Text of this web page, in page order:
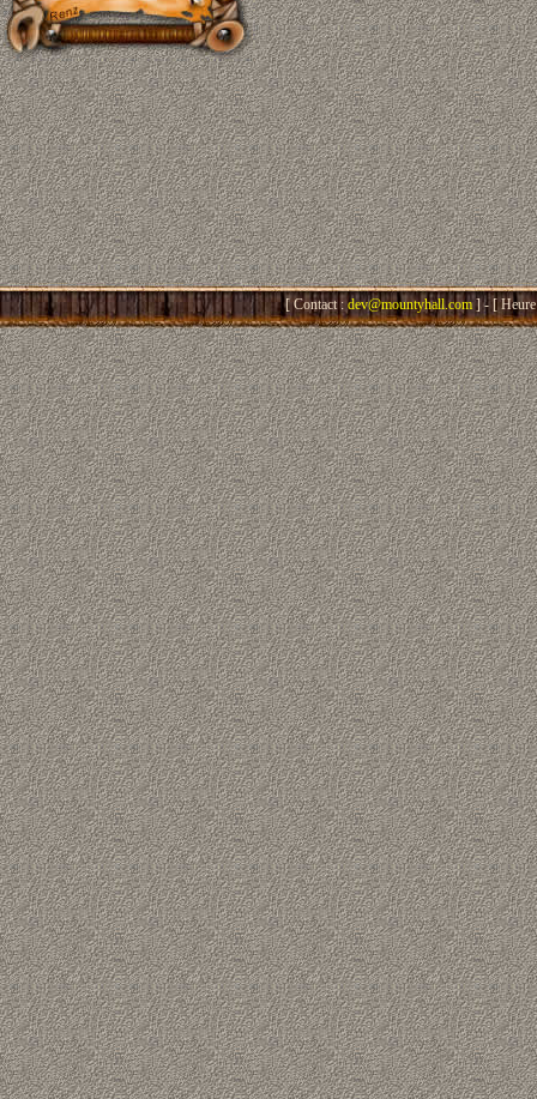
[ Contact : dev@mountyhall.com] - [ Heure